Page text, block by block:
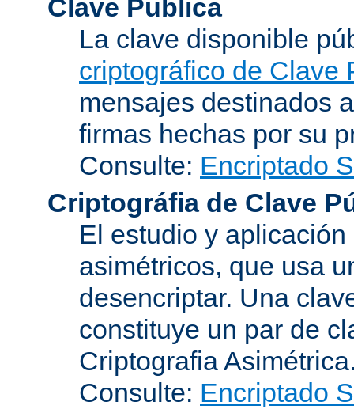
Clave Publica
La clave disponible
criptográfico de Clave
mensajes destinados
firmas hechas por su
Consulte: Encriptado
Criptográfia de Clave
El estudio y
asimétricos, que usa
desencriptar. Una
constituye un par de
Criptografia
Consulte: Encriptado